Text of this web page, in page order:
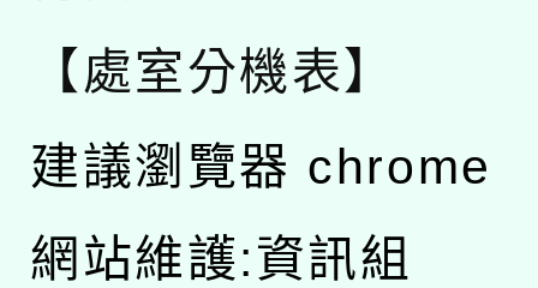
【處室分機表】
建議瀏覽器 chrome
網站維護:資訊組